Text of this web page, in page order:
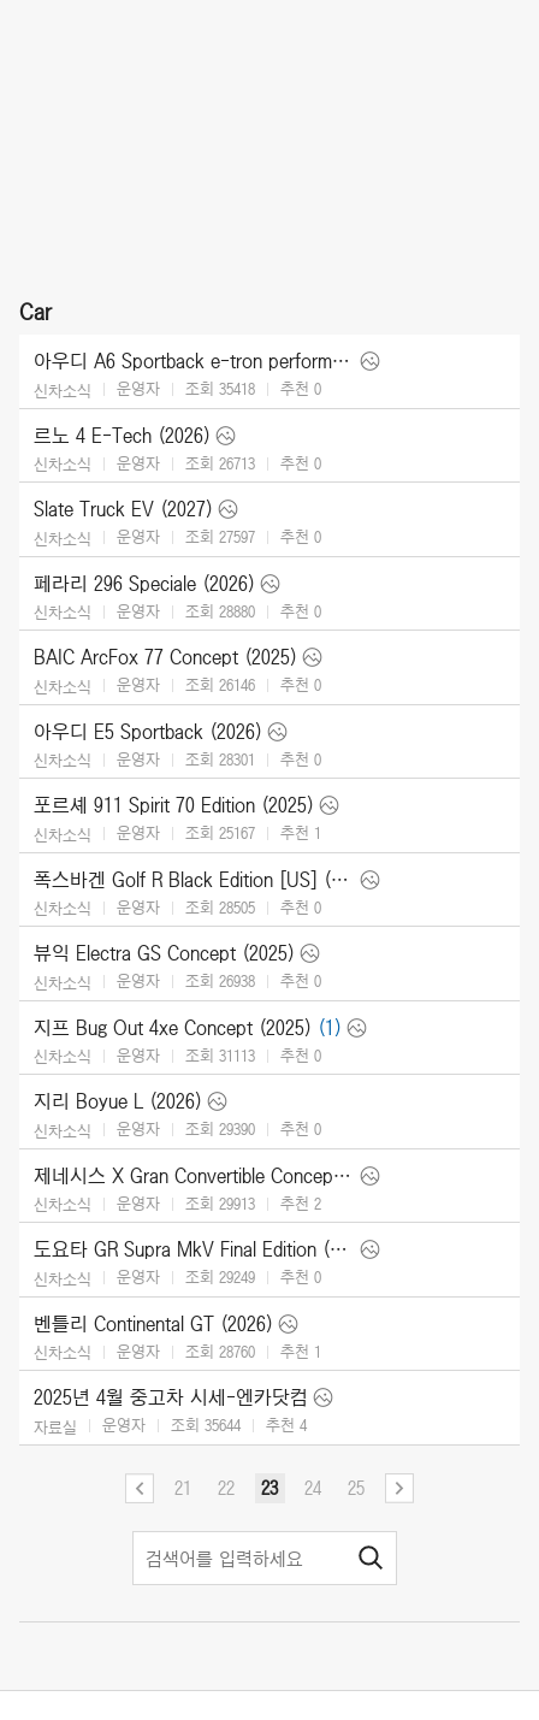
Car
아우디 A6 Sportback e-tron performance [UK] (2025)
신차소식 운영자 조회 35418 추천 0
르노 4 E-Tech (2026)
신차소식 운영자 조회 26713 추천 0
Slate Truck EV (2027)
신차소식 운영자 조회 27597 추천 0
페라리 296 Speciale (2026)
신차소식 운영자 조회 28880 추천 0
BAIC ArcFox 77 Concept (2025)
신차소식 운영자 조회 26146 추천 0
아우디 E5 Sportback (2026)
신차소식 운영자 조회 28301 추천 0
포르셰 911 Spirit 70 Edition (2025)
신차소식 운영자 조회 25167 추천 1
폭스바겐 Golf R Black Edition [US] (2025)
신차소식 운영자 조회 28505 추천 0
뷰익 Electra GS Concept (2025)
신차소식 운영자 조회 26938 추천 0
지프 Bug Out 4xe Concept (2025) (1)
신차소식 운영자 조회 31113 추천 0
지리 Boyue L (2026)
신차소식 운영자 조회 29390 추천 0
제네시스 X Gran Convertible Concept (2025)
신차소식 운영자 조회 29913 추천 2
도요타 GR Supra MkV Final Edition (2026)
신차소식 운영자 조회 29249 추천 0
벤틀리 Continental GT (2026)
신차소식 운영자 조회 28760 추천 1
2025년 4월 중고차 시세-엔카닷컴
자료실 운영자 조회 35644 추천 4
21 22 23 24 25